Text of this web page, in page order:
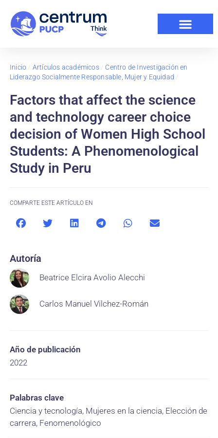
Inicio / Artículos académicos/ Centro de Investigación en
Liderazgo Socialmente Responsable, Mujer y Equidad /
Factors that affect the science
and technology career choice
decision of Women High School
Students: A Phenomenological
Study in Peru
COMPARTE ESTE ARTÍCULO EN
Autoría
Beatrice Elcira Avolio Alecchi
Carlos Manuel Vilchez-Román
Año de publicación
2022
Palabras clave
Ciencia y tecnología, Mujeres en la ciencia, Elección de
carrera, Fenomenológico